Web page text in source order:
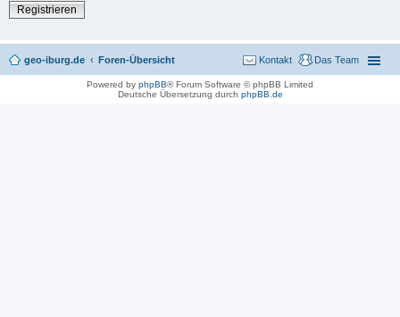
Registrieren
geo-iburg.de Foren-Übersicht Das Team
Kontakt
Powered by phpBB® Forum Software © phpBB Limited
Deutsche Übersetzung durch phpBB.de